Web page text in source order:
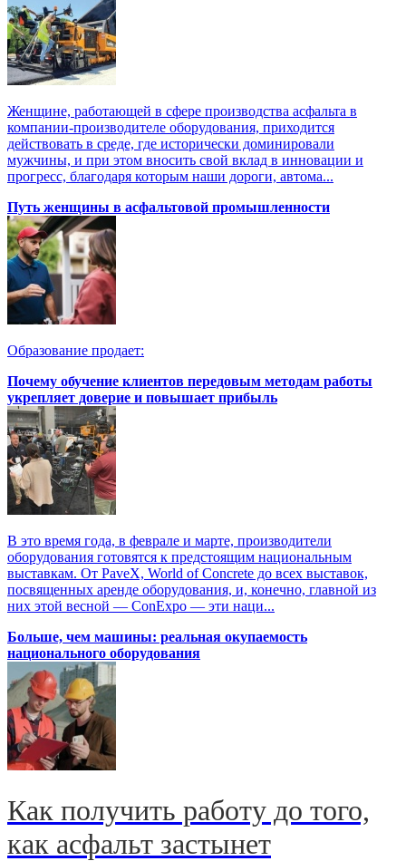
Женщине, работающей в сфере производства асфальта в
компании-производителе оборудования, приходится
действовать в среде, где исторически доминировали
мужчины, и при этом вносить свой вклад в инновации и
прогресс, благодаря которым наши дороги, автома...
Путь женщины в асфальтовой промышленности
Образование продает:
Почему обучение клиентов передовым методам работы
укрепляет доверие и повышает прибыль
В это время года, в феврале и марте, производители
оборудования готовятся к предстоящим национальным
выставкам. От PaveX, World of Concrete до всех выставок,
посвященных аренде оборудования, и, конечно, главной из
них этой весной — ConExpo — эти наци...
Больше, чем машины: реальная окупаемость
национального оборудования
Как получить работу до того,
как асфальт застынет